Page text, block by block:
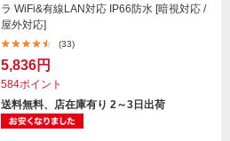
ラ WiFi&有線LAN対応 IP66防水 [暗視対応 /
屋外対応]
(33)
5,836円
584ポイント
送料無料、店在庫有り 2～3日出荷